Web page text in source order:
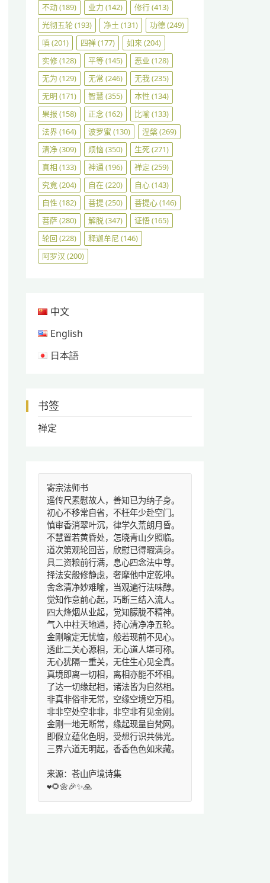
不动(189) 业力 (142) 修行(413)
光彻五轮(193) 净土 (131) 功德(249)
嗔(201) 四禅(177) 如来(204)
实修(128) 平等(145) 恶业 (128)
无为 (129) 无常 (246) 无我(235)
无明 (171) 智慧 (355) 本性 (134)
果报 (158) 正念(162) 比喻(133)
法界(164) 波罗蜜 (130) 涅槃(269)
清净(309) 烦恼(350) 生死(271)
真相 (133) 神通 (196) 禅定 (259)
究竟(204) 自在(220) 自心(143)
自性 (182) 菩提(250) 菩提心(146)
菩萨(280) 解脱(347) 证悟(165)
轮回 (228) 释迦牟尼 (146)
阿罗汉 (200)
中文
English
日本語
书签
禅定
寄宗法师书
遥传尺素慰故人，善知已为纳子身。
初心不移常自省，不枉年少赴空门。
慎审香消翠叶沉，律学久荒朗月昏。
不慧置若黄昏处，怎晓青山夕照临。
道次第观轮回苦，欣慰已得暇满身。
具二资粮前行满，息心四念法中尊。
择法安般修静虑，奢摩他中定乾坤。
舍念清净妙难喻，当观遍行法味醇。
觉知作意前心起，巧断三结入流人。
四大烽烟从业起，觉知朦胧不精神。
气入中柱天地通，持心清净净五轮。
金刚喻定无忧恼，般若现前不见心。
透此二关心源相，无心道人堪可称。
无心犹隔一重关，无住生心见全真。
真境即离一切相，离相亦能不坏相。
了达一切缘起相，诸法皆为自然相。
非真非俗非无常，空缘空境空万相。
非非空处空非非，非空非有见金刚。
金刚一地无断常，缘起现量自梵网。
即假立蕴化色明，受想行识共佛光。
三界六道无明起，香香色色如来藏。
来源：苍山庐境诗集
❤️🌻🌼🎉✨🙏